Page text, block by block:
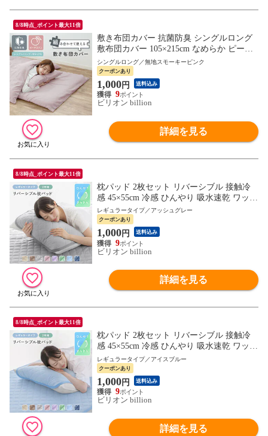
8/8時点_ポイント最大11倍
敷き布団カバー 抗菌防臭 シングルロング
敷布団カバー 105×215cm なめらか ピーチ
スキン 敷きカバー しき布団カバー【無地
スモーキーピンク】組み合わせて使えるカ
バー
シングルロング／無地スモーキーピンク
クーポンあり
1,000円 送料込み
9
ビリオン billion
詳細を見る
8/8時点_ポイント最大11倍
枕パッド 2枚セット リバーシブル 接触冷
感 45×55cm 冷感 ひんやり 吸水速乾 ワッフ
ル 抗菌防臭 防ダニ 【アッシュグレー】
レギュラータイプ／アッシュグレー
クーポンあり
1,000円 送料込み
9
ビリオン billion
詳細を見る
8/8時点_ポイント最大11倍
枕パッド 2枚セット リバーシブル 接触冷
感 45×55cm 冷感 ひんやり 吸水速乾 ワッフ
ル 抗菌防臭 防ダニ 【アイスブルー】
レギュラータイプ／アイスブルー
クーポンあり
1,000円 送料込み
9
ビリオン billion
詳細を見る